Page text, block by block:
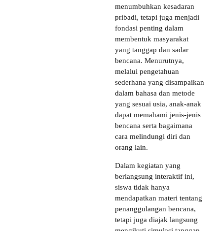
menumbuhkan kesadaran
pribadi, tetapi juga menjadi
fondasi penting dalam
membentuk masyarakat
yang tanggap dan sadar
bencana. Menurutnya,
melalui pengetahuan
sederhana yang disampaikan
dalam bahasa dan metode
yang sesuai usia, anak-anak
dapat memahami jenis-jenis
bencana serta bagaimana
cara melindungi diri dan
orang lain.
Dalam kegiatan yang
berlangsung interaktif ini,
siswa tidak hanya
mendapatkan materi tentang
penanggulangan bencana,
tetapi juga diajak langsung